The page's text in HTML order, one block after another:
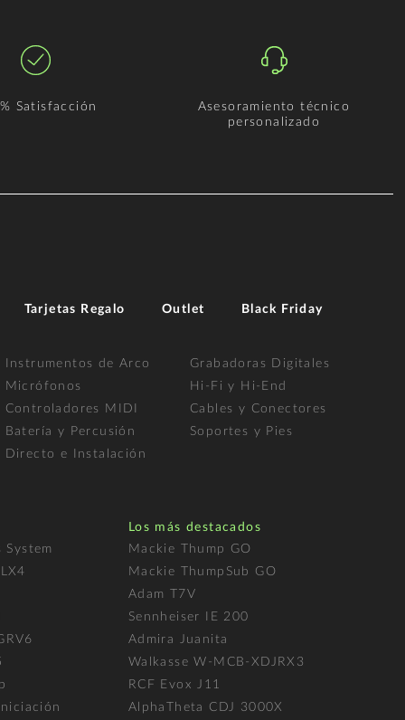
Satisfacción
Asesoramiento técnico
personalizado
Tarjetas Regalo Outlet Black Friday
Instrumentos de Arco
Micrófonos
Controladores MIDI
Batería y Percusión
Directo e Instalación
Grabadoras Digitales
Hi-Fi y Hi-End
Cables y Conectores
Soportes y Pies
Los más destacados
Mackie Thump GO
Mackie ThumpSub GO
Adam T7V
Sennheiser IE 200
Admira Juanita
Walkasse W-MCB-XDJRX3
RCF Evox J11
AlphaTheta CDJ 3000X